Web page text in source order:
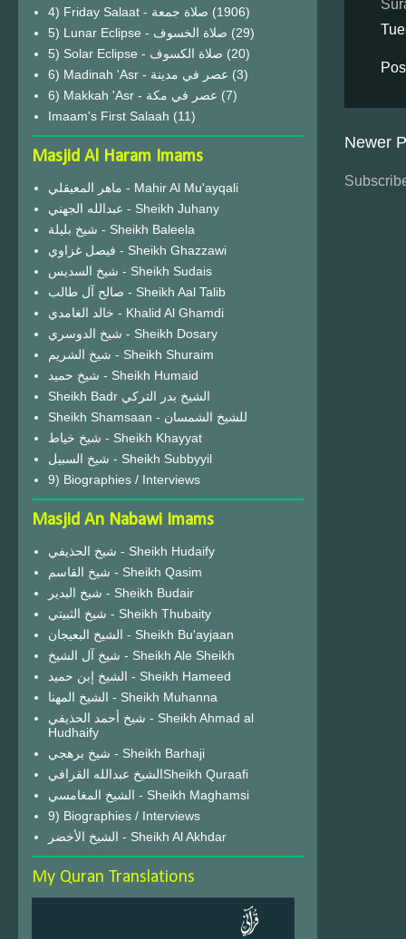
Newer
4) Friday Salaat - صلاة جمعة (1906)
5) Lunar Eclipse - صلاة الخسوف (29)
(20)
6) Madinah 'Asr - عصر في مدينة (3)
6) Makkah 'Asr - عصر في مكة (7)
Imaam's First Salaah (11)
Masjid Al Haram Imams
ماهر المعيقلي - Mahir Al Mu'ayqali
عبدالله الجهني - Sheikh Juhany
شيخ بليلة - Sheikh Baleela
فيصل غزاوي - Sheikh Ghazzawi
شيخ السديس - Sheikh Sudais
صالح آل طالب - Sheikh Aal Talib
خالد الغامدي - Khalid Al Ghamdi
شيخ الدوسري - Sheikh Dosary
شيخ الشريم - Sheikh Shuraim
شيخ حميد - Sheikh Humaid
Sheikh Badr الشيخ بدر التركي
Sheikh Shamsaan - للشيخ الشمسان
شيخ خياط - Sheikh Khayyat
شيخ السبيل - Sheikh Subbyyil
9) Biographies / Interviews
Masjid An Nabawi Imams
شيخ الحذيفي - Sheikh Hudaify
شيخ القاسم - Sheikh Qasim
شيخ البدير - Sheikh Budair
شيخ الثبيتي - Sheikh Thubaity
الشيخ البعيجان - Sheikh Bu'ayjaan
شيخ آل الشيخ - Sheikh Ale Sheikh
الشيخ إبن حميد - Sheikh Hameed
الشيخ المهنا - Sheikh Muhanna
شيخ أحمد الحذيفي - Sheikh Ahmad al
Hudhaify
شيخ برهجي - Sheikh Barhaji
الشيخ عبدالله القرافيSheikh Quraafi
الشيخ المغامسي - Sheikh Maghamsi
9) Biographies / Interviews
الشيخ الأخضر - Sheikh Al Akhdar
My Quran Translations